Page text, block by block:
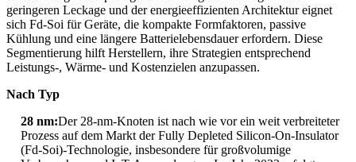
geringeren Leckage und der energieeffizienten Architektur eignet
sich Fd-Soi für Geräte, die kompakte Formfaktoren, passive
Kühlung und eine längere Batterielebensdauer erfordern. Diese
Segmentierung hilft Herstellern, ihre Strategien entsprechend
Leistungs-, Wärme- und Kostenzielen anzupassen.
Nach Typ
28 nm:Der 28-nm-Knoten ist nach wie vor ein weit verbreiteter
Prozess auf dem Markt der Fully Depleted Silicon-On-Insulator
(Fd-Soi)-Technologie, insbesondere für großvolumige